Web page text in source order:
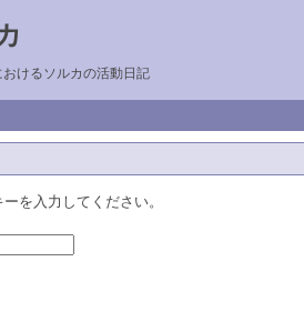
けるソルカの活動日記
を入力してください。